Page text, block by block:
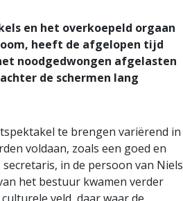
en het overkoepeld orgaan
heeft de afgelopen tijd
noodgedwongen afgelasten
de schermen lang
te brengen variërend in
voldaan, zoals een goed en
in de persoon van Niels
het bestuur kwamen verder